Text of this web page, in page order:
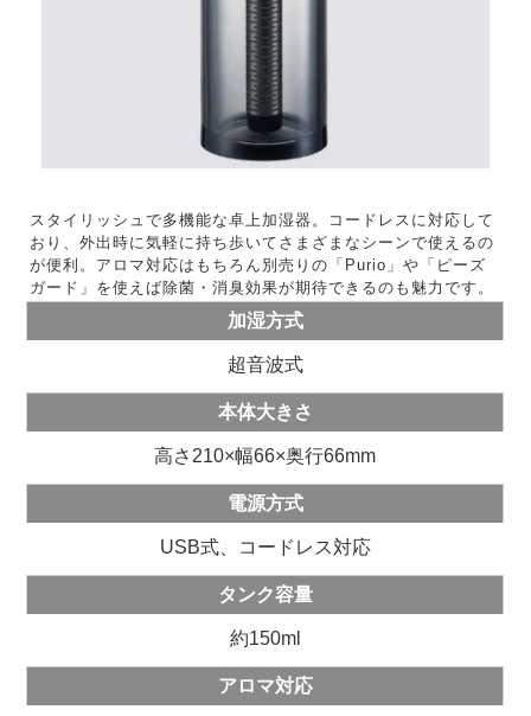
スタイリッシュで多機能な卓上加湿器。コードレスに対応して
おり、外出時に気軽に持ち歩いてさまざまなシーンで使えるの
が便利。アロマ対応はもちろん別売りの「Purio」や「ピーズ
ガード」を使えば除菌・消臭効果が期待できるのも魅力です。
加湿方式
超音波式
本体大きさ
高さ210×幅66×奥行66mm
電源方式
USB式、コードレス対応
タンク容量
約150ml
アロマ対応